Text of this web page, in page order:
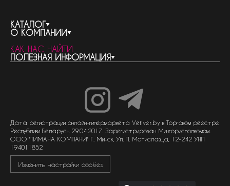
КАТАЛОГ
весь каталог
бренды
женская парфюмерия
мужская парфюмерия
унисекс парфюмерия
О КОМПАНИИ
контакты
о компании
доставка и оплата
КАК НАС НАЙТИ
ПОЛЕЗНАЯ ИНФОРМАЦИЯ
как совершить покупку
политика обработки персональных данных
политика обработки файлов cookie
Дата регистрации онлайн-гипермаркета Vetiver.by в Торговом реестре
Республики Беларусь 29.04.2017. Зарегистрирован Мингорисполкомом.
ООО "ТИМАНА КОМПАНИ" Г. Минск, Ул. П. Мстиславца, 12-242 УНП
194011852
Изменить настройки cookies